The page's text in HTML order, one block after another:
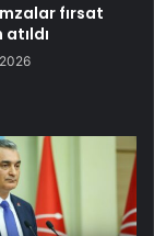
fırsat